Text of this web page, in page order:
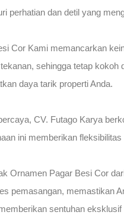
perhatian dan detil yang
Cor Kami memancarkan
sehingga tetap
daya tarik properti Anda.
CV. Futago Karya
ini memberikan
Ornamen Pagar Besi Cor
pemasangan, memastikan
sentuhan